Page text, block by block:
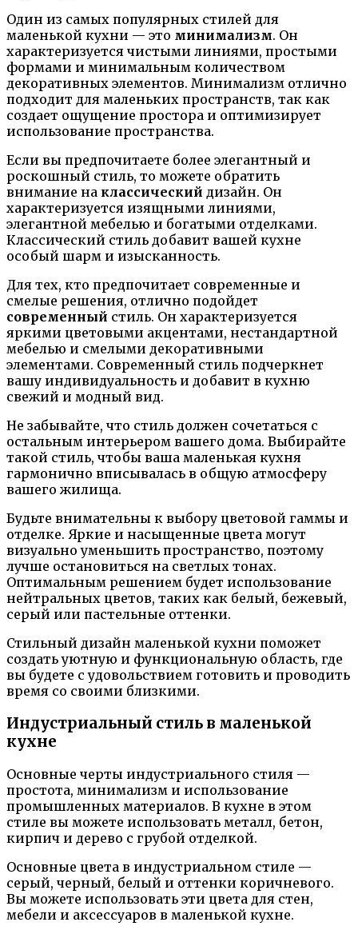
Один из самых популярных стилей для
маленькой кухни — это минимализм. Он
характеризуется чистыми линиями, простыми
формами и минимальным количеством
декоративных элементов. Минимализм отлично
подходит для маленьких пространств, так как
создает ощущение простора и оптимизирует
использование пространства.
Если вы предпочитаете более элегантный и
роскошный стиль, то можете обратить
внимание на классический дизайн. Он
характеризуется изящными линиями,
элегантной мебелью и богатыми отделками.
Классический стиль добавит вашей кухне
особый шарм и изысканность.
Для тех, кто предпочитает современные и
смелые решения, отлично подойдет
современный стиль. Он характеризуется
яркими цветовыми акцентами, нестандартной
мебелью и смелыми декоративными
элементами. Современный стиль подчеркнет
вашу индивидуальность и добавит в кухню
свежий и модный вид.
Не забывайте, что стиль должен сочетаться с
остальным интерьером вашего дома. Выбирайте
такой стиль, чтобы ваша маленькая кухня
гармонично вписывалась в общую атмосферу
вашего жилища.
Будьте внимательны к выбору цветовой гаммы и
отделке. Яркие и насыщенные цвета могут
визуально уменьшить пространство, поэтому
лучше остановиться на светлых тонах.
Оптимальным решением будет использование
нейтральных цветов, таких как белый, бежевый,
серый или пастельные оттенки.
Стильный дизайн маленькой кухни поможет
создать уютную и функциональную область, где
вы будете с удовольствием готовить и проводить
время со своими близкими.
Индустриальный стиль в маленькой
кухне
Основные черты индустриального стиля —
простота, минимализм и использование
промышленных материалов. В кухне в этом
стиле вы можете использовать металл, бетон,
кирпич и дерево с грубой отделкой.
Основные цвета в индустриальном стиле —
серый, черный, белый и оттенки коричневого.
Вы можете использовать эти цвета для стен,
мебели и аксессуаров в маленькой кухне.